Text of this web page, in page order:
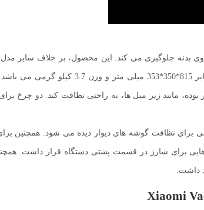
بدنه جلوگیری می کند. این محصول، بر خلاف سایر
ابعادی برابر 815*350*353 میلی متر و وزن
مانند زیر مبل ها، به راحتی نظافت کند. دو چرخ
برای نظافت گوشه های دیوار دیده می شود. همچنین
برای شارژ در قسمت پشتی دستگاه قرار داشت.